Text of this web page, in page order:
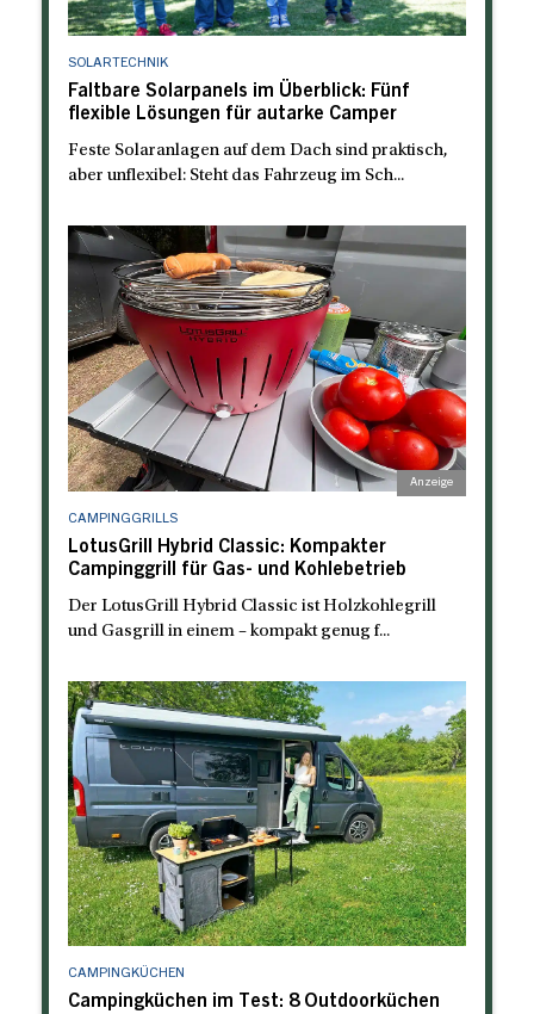
SOLARTECHNIK
Faltbare Solarpanels im Überblick: Fünf
flexible Lösungen für autarke Camper
Feste Solaranlagen auf dem Dach sind praktisch,
aber unflexibel: Steht das Fahrzeug im Sch...
CAMPINGGRILLS
LotusGrill Hybrid Classic: Kompakter
Campinggrill für Gas- und Kohlebetrieb
Der LotusGrill Hybrid Classic ist Holzkohlegrill
und Gasgrill in einem – kompakt genug f...
CAMPINGKÜCHEN
Campingküchen im Test: 8 Outdoorküchen